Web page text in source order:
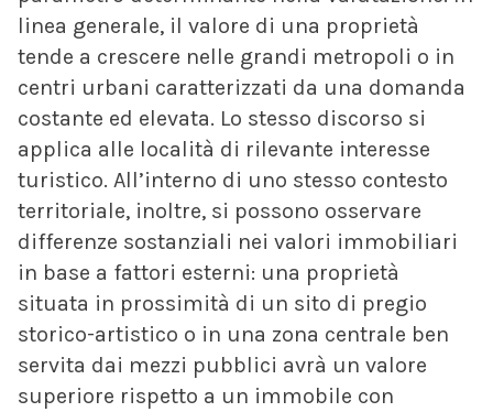
linea generale, il valore di una proprietà
tende a crescere nelle grandi metropoli o in
centri urbani caratterizzati da una domanda
costante ed elevata. Lo stesso discorso si
applica alle località di rilevante interesse
turistico. All’interno di uno stesso contesto
territoriale, inoltre, si possono osservare
differenze sostanziali nei valori immobiliari
in base a fattori esterni: una proprietà
situata in prossimità di un sito di pregio
storico-artistico o in una zona centrale ben
servita dai mezzi pubblici avrà un valore
superiore rispetto a un immobile con